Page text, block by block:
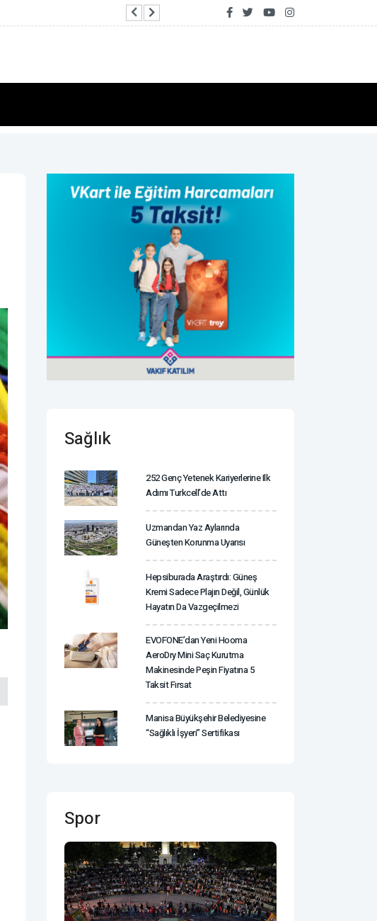
Televizyon ve radyo yayınları yeni nesil
Sağlık
252 Genç Yetenek Kariyerlerine Ilk
Adımı Turkcell’de Attı
Uzmandan Yaz Aylarında
Güneşten Korunma Uyarısı
Hepsiburada Araştırdı: Güneş
Kremi Sadece Plajın Değil, Günlük
Hayatın Da Vazgeçilmezi
EVOFONE’dan Yeni Hooma
AeroDry Mini Saç Kurutma
Makinesinde Peşin Fiyatına 5
Taksit Fırsat
Manisa Büyükşehir Belediyesine
“Sağlıklı İşyeri” Sertifikası
Spor